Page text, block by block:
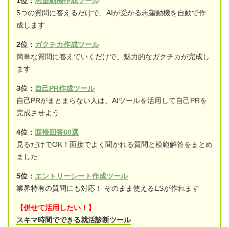
5つの質問に答えるだけで、AIが受かる志望動機を自動で作
成します
2位： ガクチカ作成ツール
簡単な質問に答えていくだけで、魅力的なガクチカが完成し
ます
3位： 自己PR作成ツール
自己PRがまとまらない人は、AIツールを活用して自己PRを
完成させよう
4位： 面接回答60選
見るだけでOK！面接でよく聞かれる質問と模範解答をまとめ
ました
5位： エントリーシート作成ツール
業界特有の質問にも対応！ そのまま使えるESが作れます
【併せて活用したい！】
スキマ時間でできる就活診断ツール